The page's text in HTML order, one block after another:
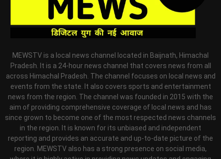
MEWSTV is a local news channel located in Baijnath, Himachal
Pradesh. It is a 24-hour news channel that covers news from all
across Himachal Pradesh. The channel focuses on local news and
events from the state. It also covers sports and entertainment
news from the region. The channel was founded in 2015 with the
aim of providing comprehensive coverage of local news and has
since grown to become one of the most respected news channels
in the region. It is known for its unbiased and independent
reporting and provides an accurate and up-to-date picture of the
region. MEWSTV also has a strong presence on social media,